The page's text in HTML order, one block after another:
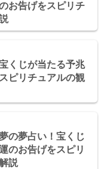
お告げをスピリチ
くじが当たる予兆
ピリチュアルの観
の夢占い！宝くじ
のお告げをスピリ
説